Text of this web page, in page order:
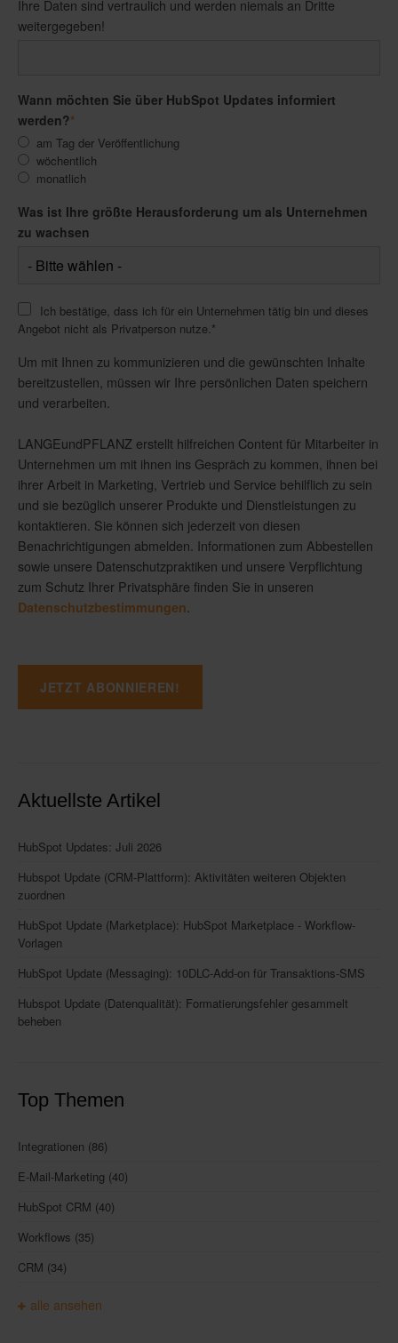
Ihre Daten sind vertraulich und werden niemals an Dritte
weitergegeben!
Wann möchten Sie über HubSpot Updates informiert
werden?*
am Tag der Veröffentlichung
wöchentlich
monatlich
Was ist Ihre größte Herausforderung um als Unternehmen
zu wachsen
Ich bestätige, dass ich für ein Unternehmen tätig bin und dieses
Angebot nicht als Privatperson nutze. *
Um mit Ihnen zu kommunizieren und die gewünschten Inhalte
bereitzustellen, müssen wir Ihre persönlichen Daten speichern
und verarbeiten.
LANGEundPFLANZ erstellt hilfreichen Content für Mitarbeiter in
Unternehmen um mit ihnen ins Gespräch zu kommen, ihnen bei
ihrer Arbeit in Marketing, Vertrieb und Service behilflich zu sein
und sie bezüglich unserer Produkte und Dienstleistungen zu
kontaktieren. Sie können sich jederzeit von diesen
Benachrichtigungen abmelden. Informationen zum Abbestellen
sowie unsere Datenschutzpraktiken und unsere Verpflichtung
zum Schutz Ihrer Privatsphäre finden Sie in unseren
Datenschutzbestimmungen
Aktuellste Artikel
HubSpot Updates: Juli 2026
Hubspot Update (CRM-Plattform): Aktivitäten weiteren Objekten
zuordnen
HubSpot Update (Marketplace): HubSpot Marketplace - Workflow-
Vorlagen
HubSpot Update (Messaging): 10DLC-Add-on für Transaktions-SMS
Hubspot Update (Datenqualität): Formatierungsfehler gesammelt
beheben
Top Themen
Integrationen (86)
E-Mail-Marketing (40)
HubSpot CRM (40)
Workflows (35)
CRM (34)
alle ansehen